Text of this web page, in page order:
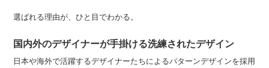
選ばれる理由が、ひと目でわかる。
国内外のデザイナーが手掛ける洗練されたデザイン
日本や海外で活躍するデザイナーたちによるパターンデザインを採用